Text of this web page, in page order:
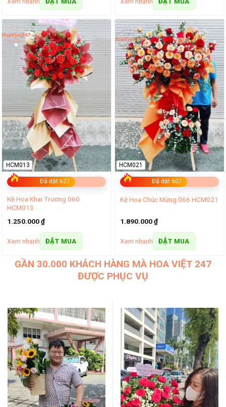
Đã đặt 627
HCM013
Kệ Hoa Khai Trương 060
HCM013
1.250.000₫
Xem nhanh ĐẶT MUA
Đã đặt 607
HCM021
Kệ Hoa Chúc Mừng 066 HCM021
1.890.000₫
Xem nhanh ĐẶT MUA
GẦN 30.000 KHÁCH HÀNG MÀ HOA VIỆT 247
ĐƯỢC PHỤC VỤ